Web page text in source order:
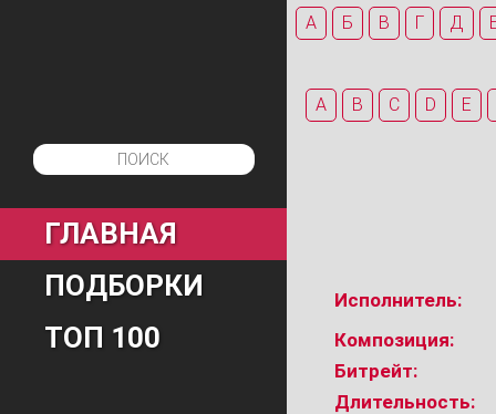
ГЛАВНАЯ
ПОДБОРКИ
ТОП 100
А Б В Г Д
A B C D E
Исполнитель:
Композиция:
Битрейт:
Длительность: